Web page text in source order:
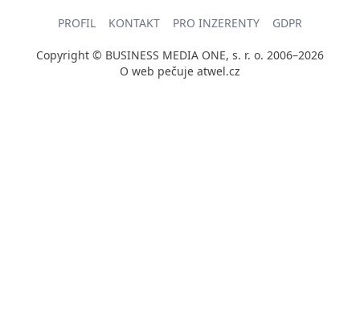
PROFIL KONTAKT PRO INZERENTY GDPR
Copyright © BUSINESS MEDIA ONE, s. r. o. 2006–2026